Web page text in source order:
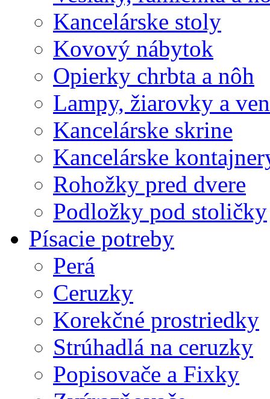
Kancelárske stoly
Kovový nábytok
Opierky chrbta a nôh
Lampy, žiarovky a
Kancelárske skrine
Kancelárske
Rohožky pred dvere
Podložky pod stoličky
Písacie potreby
Perá
Ceruzky
Korekčné prostriedky
Strúhadlá na ceruzky
Popisovače a Fixky